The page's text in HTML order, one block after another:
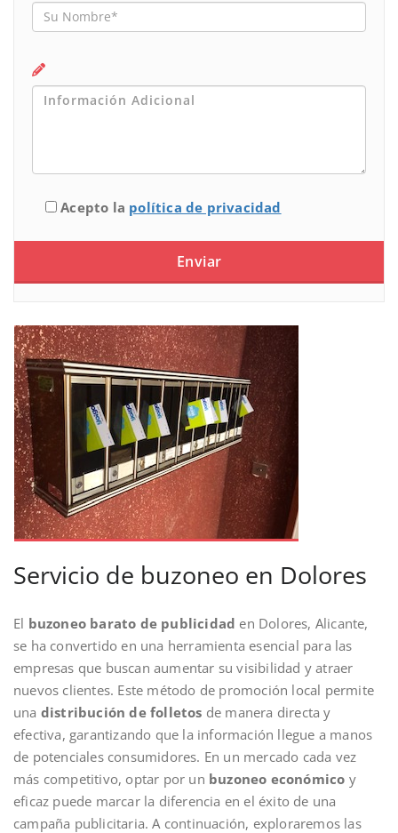
Servicio de buzoneo en Dolores
El buzoneo barato de publicidad en Dolores, Alicante,
se ha convertido en una herramienta esencial para las
empresas que buscan aumentar su visibilidad y atraer
nuevos clientes. Este método de promoción local permite
una distribución de folletos de manera directa y
efectiva, garantizando que la información llegue a manos
de potenciales consumidores. En un mercado cada vez
más competitivo, optar por un buzoneo económico y
eficaz puede marcar la diferencia en el éxito de una
campaña publicitaria. A continuación, exploraremos las
Acepto la política de privacidad